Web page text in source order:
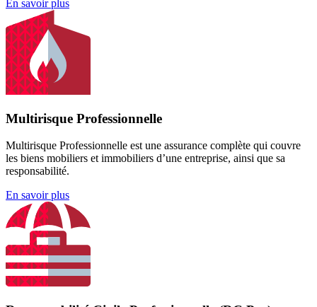
En savoir plus
Multirisque Professionnelle
Multirisque Professionnelle est une assurance complète qui couvre
les biens mobiliers et immobiliers d’une entreprise, ainsi que sa
responsabilité.
En savoir plus